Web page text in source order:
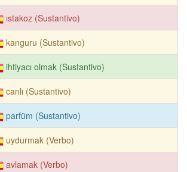
ıstakoz (Sustantivo)
kanguru (Sustantivo)
ihtiyacı olmak (Sustantivo)
canlı (Sustantivo)
parfüm (Sustantivo)
uydurmak (Verbo)
avlamak (Verbo)